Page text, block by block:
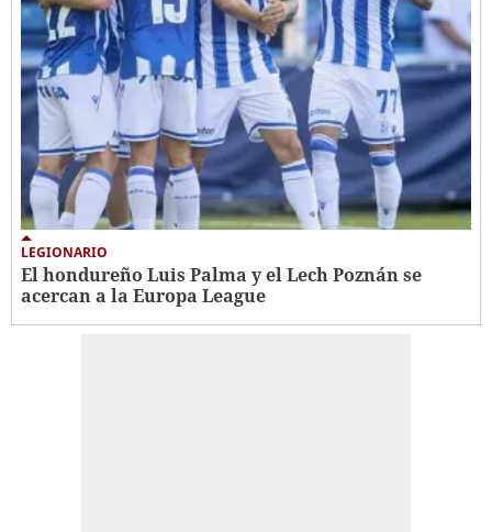
LEGIONARIO
El hondureño Luis Palma y el Lech Poznán se
acercan a la Europa League